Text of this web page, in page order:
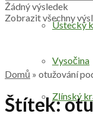
Ústecký
Vysočina
Zlínský
Žádný výsledek
Zobrazit všechny
Domů » otužování
Štítek: